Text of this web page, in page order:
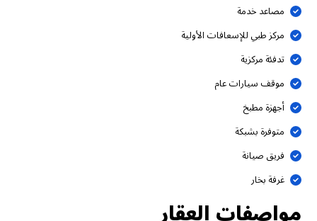
مصاعد خدمة
مركز طبي للإسعافات الأولية
تدفئة مركزية
موقف سيارات عام
أجهزة مطبخ
متوفرة بشبكة
فريق صيانة
غرفة بخار